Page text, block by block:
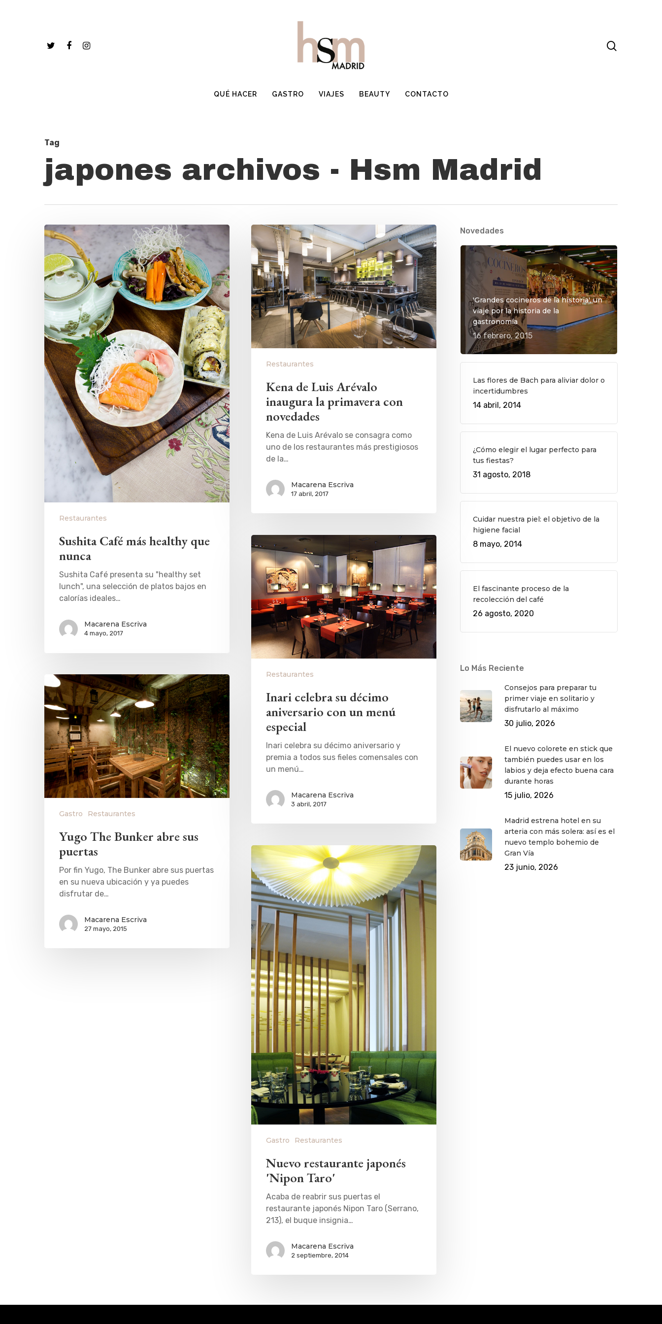
Hit enter to search or ESC to close
QUÉ HACER GASTRO VIAJES BEAUTY CONTACTO
Tag
japones archivos - Hsm Madrid
Restaurantes
Sushita Café más healthy que
nunca
Sushita Café presenta su "healthy set
lunch", una selección de platos bajos en
calorías ideales…
Macarena Escriva
4 mayo, 2017
Restaurantes
Kena de Luis Arévalo
inaugura la primavera con
novedades
Kena de Luis Arévalo se consagra como
uno de los restaurantes más prestigiosos
de la…
Macarena Escriva
17 abril, 2017
Restaurantes
Inari celebra su décimo
aniversario con un menú
especial
Inari celebra su décimo aniversario y
premia a todos sus fieles comensales con
un menú…
Macarena Escriva
3 abril, 2017
Gastro Restaurantes
Yugo The Bunker abre sus
puertas
Por fin Yugo, The Bunker abre sus puertas
en su nueva ubicación y ya puedes
disfrutar de…
Macarena Escriva
27 mayo, 2015
Gastro Restaurantes
Nuevo restaurante japonés
'Nipon Taro'
Acaba de reabrir sus puertas el
restaurante japonés Nipon Taro (Serrano,
213), el buque insignia…
Macarena Escriva
2 septiembre, 2014
Novedades
'Grandes cocineros de la historia', un
viaje por la historia de la
gastronomía
16 febrero, 2015
Las flores de Bach para aliviar dolor o
incertidumbres
14 abril, 2014
¿Cómo elegir el lugar perfecto para
tus fiestas?
31 agosto, 2018
Cuidar nuestra piel: el objetivo de la
higiene facial
8 mayo, 2014
El fascinante proceso de la
recolección del café
26 agosto, 2020
Lo Más Reciente
Consejos para preparar tu
primer viaje en solitario y
disfrutarlo al máximo
30 julio, 2026
El nuevo colorete en stick que
también puedes usar en los
labios y deja efecto buena cara
durante horas
15 julio, 2026
Madrid estrena hotel en su
arteria con más solera: así es el
nuevo templo bohemio de
Gran Vía
23 junio, 2026